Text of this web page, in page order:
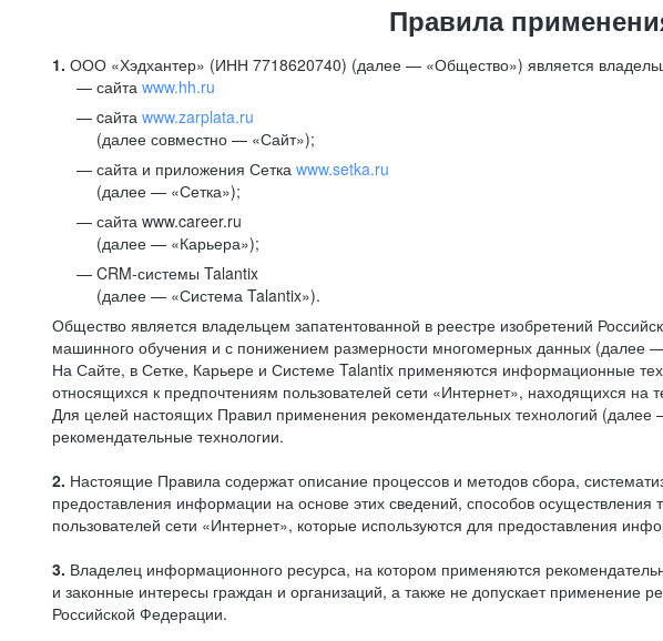
Правила
1. ООО «Хэдхантер» (ИНН 7718620740) (далее — «Общество») является
сайта www.hh.ru
cайта www.zarplata.ru
(далее совместно — «Сайт»);
сайта и приложения Сетка www.setka.ru
(далее — «Сетка»);
сайта www.career.ru
(далее — «Карьера»);
CRM-системы Talantix
(далее — «Система Talantix»).
Общество является владельцем запатентованной в реестре изобретений
машинного обучения и с понижением размерности многомерных данных (далее
На Сайте, в Сетке, Карьере и Системе Talantix применяются информационные
относящихся к предпочтениям пользователей сети «Интернет», находящихся на
Для целей настоящих Правил применения рекомендательных технологий
рекомендательные технологии.
2. Настоящие Правила содержат описание процессов и методов сбора,
предоставления информации на основе этих сведений, способов
пользователей сети «Интернет», которые используются для предоставления
3. Владелец информационного ресурса, на котором применяются
и законные интересы граждан и организаций, а также не допускает применение
Российской Федерации.